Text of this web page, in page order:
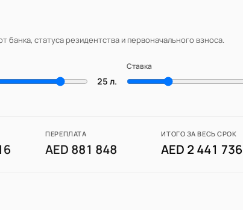
банка, статуса резидентства и первоначального взноса.
25 л.
Ставка
ПЕРЕПЛАТА
AED 881 848
ИТОГО ЗА ВЕСЬ СРОК
AED 2 441 736